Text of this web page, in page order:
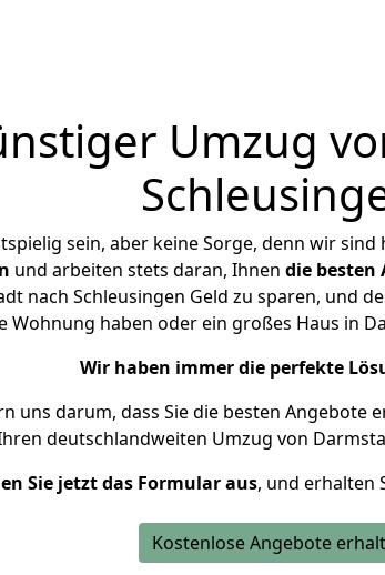
Umzug
sein, aber keine Sorge, denn wir sind
und arbeiten stets daran, Ihnen die besten
nach Schleusingen Geld zu sparen, und
Wohnung haben oder ein großes Haus in
Wir haben immer die perfekte
uns darum, dass Sie die besten Angebote
deutschlandweiten Umzug von
Sie jetzt das Formular aus, und erhalten
Kostenlose Angebote